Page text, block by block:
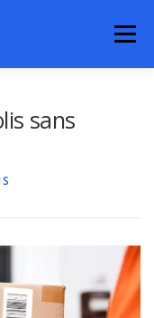
Menu
sans